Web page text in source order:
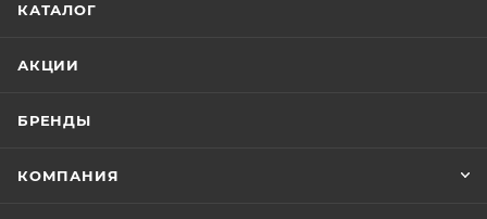
КАТАЛОГ
АКЦИИ
БРЕНДЫ
КОМПАНИЯ